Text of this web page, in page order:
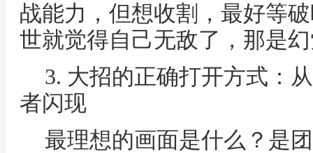
战能力，但想收割，最好等
世就觉得自己无敌了，那是
3. 大招的正确打开方式：
者闪现
最理想的画面是什么？是